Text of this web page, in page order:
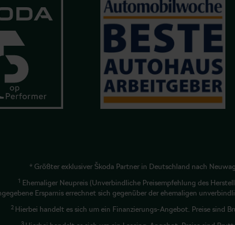
* Größter exklusiver Škoda Partner in Deutschland nach
1 Ehemaliger Neupreis (Unverbindliche Preisempfehlung des
Ersparnis errechnet sich gegenüber der ehemaligen
2 Hierbei handelt es sich um ein Finanzierungs-Angebot. Preise sind
3